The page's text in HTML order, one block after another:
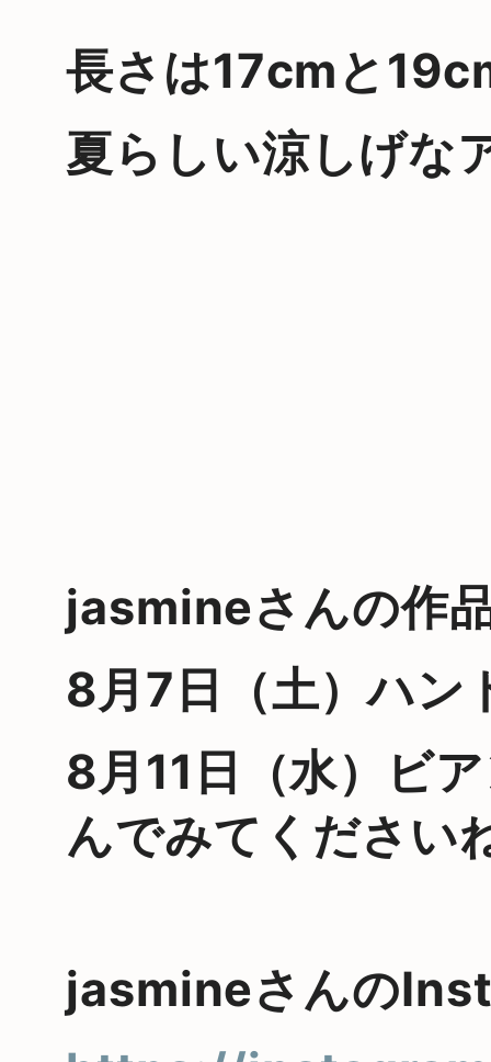
長さは17cmと
夏らしい涼しげな
jasmineさんの作
8月7日（土）ハ
8月 11 日（水）ビ
んでみてください
jasmineさんの